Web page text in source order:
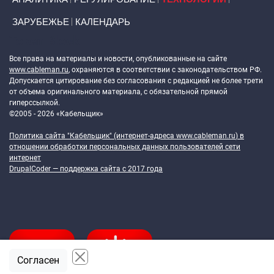
ЗАРУБЕЖЬЕ КАЛЕНДАРЬ
Все права на материалы и новости, опубликованные на сайте
www.cableman.ru, охраняются в соответствии с законодательством РФ.
Допускается цитирование без согласования с редакцией не более трети
от объема оригинального материала, с обязательной прямой
гиперссылкой.
©2005 - 2026 «Кабельщик»
Политика сайта "Кабельщик" (интернет-адреса www.cableman.ru) в
отношении обработки персональных данных пользователей сети
интернет
DrupalCoder — поддержка сайта c 2017 года
Согласен